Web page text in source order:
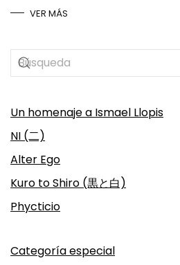
VER MÁS
Un homenaje a Ismael Llopis
NI (二)
Alter Ego
Kuro to Shiro (黒と白)
Phycticio
Categoría especial